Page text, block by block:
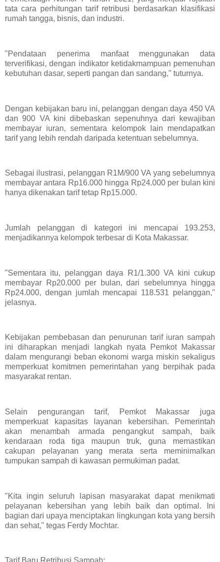
tata cara perhitungan tarif retribusi berdasarkan klasifikasi
rumah tangga, bisnis, dan industri.
"Pendataan penerima manfaat menggunakan data
terverifikasi, dengan indikator ketidakmampuan pemenuhan
kebutuhan dasar, seperti pangan dan sandang," tuturnya.
Dengan kebijakan baru ini, pelanggan dengan daya 450 VA
dan 900 VA kini dibebaskan sepenuhnya dari kewajiban
membayar iuran, sementara kelompok lain mendapatkan
tarif yang lebih rendah daripada ketentuan sebelumnya.
Sebagai ilustrasi, pelanggan R1M/900 VA yang sebelumnya
membayar antara Rp16.000 hingga Rp24.000 per bulan kini
hanya dikenakan tarif tetap Rp15.000.
Jumlah pelanggan di kategori ini mencapai 193.253,
menjadikannya kelompok terbesar di Kota Makassar.
"Sementara itu, pelanggan daya R1/1.300 VA kini cukup
membayar Rp20.000 per bulan, dari sebelumnya hingga
Rp24.000, dengan jumlah mencapai 118.531 pelanggan,"
jelasnya.
Kebijakan pembebasan dan penurunan tarif iuran sampah
ini diharapkan menjadi langkah nyata Pemkot Makassar
dalam mengurangi beban ekonomi warga miskin sekaligus
memperkuat komitmen pemerintahan yang berpihak pada
masyarakat rentan.
Selain pengurangan tarif, Pemkot Makassar juga
memperkuat kapasitas layanan kebersihan. Pemerintah
akan menambah armada pengangkut sampah, baik
kendaraan roda tiga maupun truk, guna memastikan
cakupan pelayanan yang merata serta meminimalkan
tumpukan sampah di kawasan permukiman padat.
"Kita ingin seluruh lapisan masyarakat dapat menikmati
pelayanan kebersihan yang lebih baik dan optimal. Ini
bagian dari upaya menciptakan lingkungan kota yang bersih
dan sehat," tegas Ferdy Mochtar.